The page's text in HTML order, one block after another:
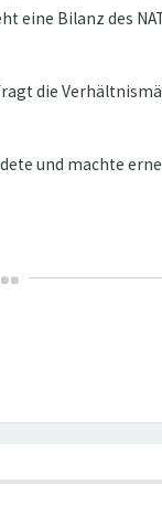
eine Bilanz des
die
und machte